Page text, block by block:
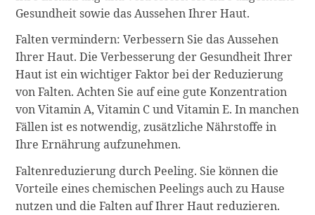
Gesundheit sowie das Aussehen Ihrer Haut.
Falten vermindern: Verbessern Sie das Aussehen
Ihrer Haut. Die Verbesserung der Gesundheit Ihrer
Haut ist ein wichtiger Faktor bei der Reduzierung
von Falten. Achten Sie auf eine gute Konzentration
von Vitamin A, Vitamin C und Vitamin E. In manchen
Fällen ist es notwendig, zusätzliche Nährstoffe in
Ihre Ernährung aufzunehmen.
Faltenreduzierung durch Peeling. Sie können die
Vorteile eines chemischen Peelings auch zu Hause
nutzen und die Falten auf Ihrer Haut reduzieren.